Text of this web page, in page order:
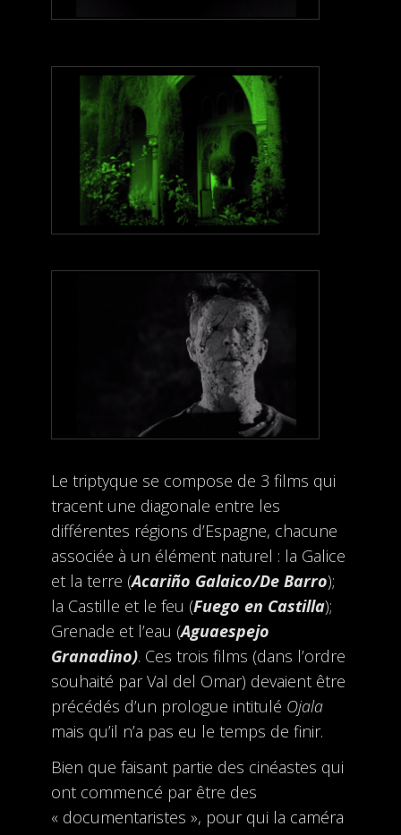
Le triptyque se compose de 3 films qui
tracent une diagonale entre les
différentes régions d’Espagne, chacune
associée à un élément naturel : la Galice
et la terre (Acariño Galaico/De Barro);
la Castille et le feu (Fuego en Castilla);
Grenade et l’eau (Aguaespejo
Granadino). Ces trois films (dans l’ordre
souhaité par Val del Omar) devaient être
précédés d’un prologue intitulé Ojala
mais qu’il n’a pas eu le temps de finir.
Bien que faisant partie des cinéastes qui
ont commencé par être des
« documentaristes », pour qui la caméra